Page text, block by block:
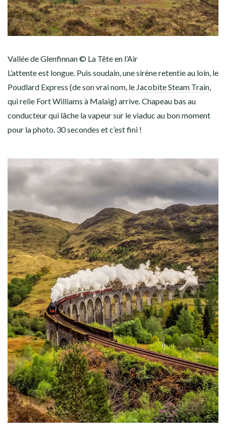
Vallée de Glenfinnan © La Tête en l’Air
L’attente est longue. Puis soudain, une sirène retentie au loin, le
Poudlard Express (de son vrai nom, le Jacobite Steam Train
qui relie Fort Williams à Malaig) arrive. Chapeau bas au
conducteur qui lâche la vapeur sur le viaduc au bon moment
pour la photo. 30 secondes et c’est fini !